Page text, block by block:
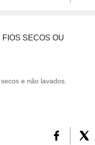
SECOS OU
e não lavados.